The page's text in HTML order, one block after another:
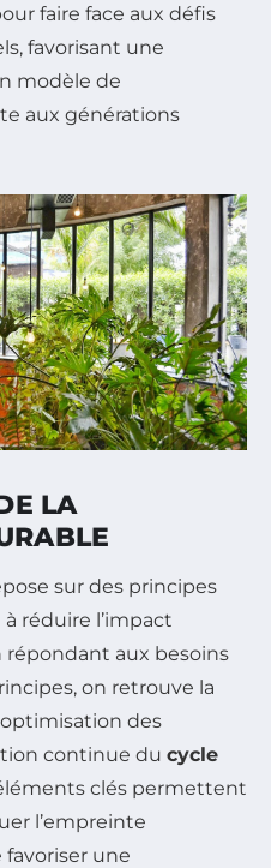
faire face aux défis
favorisant une
modèle de
aux générations
LA
sur des principes
réduire l’impact
aux besoins
on retrouve la
des
continue du cycle
clés permettent
l’empreinte
favoriser une